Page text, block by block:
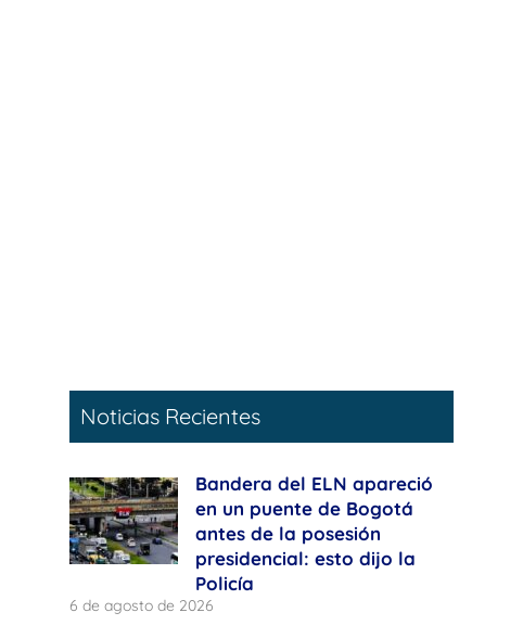
Noticias Recientes
Bandera del ELN apareció
en un puente de Bogotá
antes de la posesión
presidencial: esto dijo la
Policía
6 de agosto de 2026